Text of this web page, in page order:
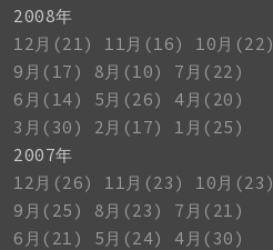
2008年
12月(21)
11月(16)
10月(22)
9月(17)
8月(10)
7月(22)
6月(14)
5月(26)
4月(20)
3月(30)
2月(17)
1月(25)
2007年
12月(26)
11月(23)
10月(23)
9月(25)
8月(23)
7月(21)
6月(21)
5月(24)
4月(30)